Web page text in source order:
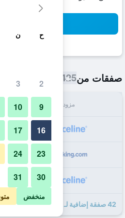
صفقات من425 ﷼
مزود
42 صفقة إضافية لـ كورتيارد باي ماريوت أناهايم ريزورت / كونفنشن سنتر
ح ن
2
3
9
10
16
17
23
24
30
31
منخفض